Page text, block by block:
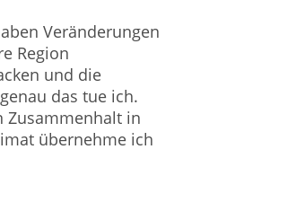
Veränderungen
Region
und die
das tue ich.
Zusammenhalt in
übernehme ich